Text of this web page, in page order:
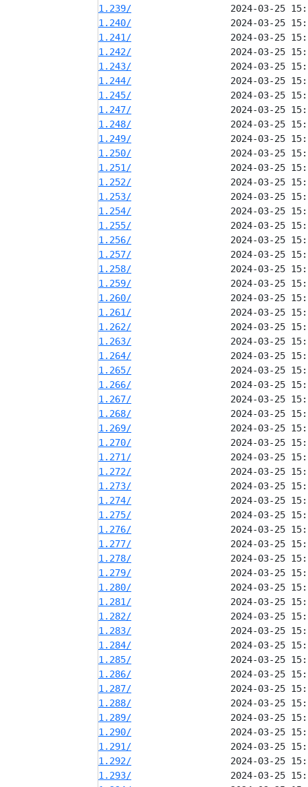
1.239/
1.240/
1.241/
1.242/
1.243/
1.244/
1.245/
1.247/
1.248/
1.249/
1.250/
1.251/
1.252/
1.253/
1.254/
1.255/
1.256/
1.257/
1.258/
1.259/
1.260/
1.261/
1.262/
1.263/
1.264/
1.265/
1.266/
1.267/
1.268/
1.269/
1.270/
1.271/
1.272/
1.273/
1.274/
1.275/
1.276/
1.277/
1.278/
1.279/
1.280/
1.281/
1.282/
1.283/
1.284/
1.285/
1.286/
1.287/
1.288/
1.289/
1.290/
1.291/
1.292/
1.293/